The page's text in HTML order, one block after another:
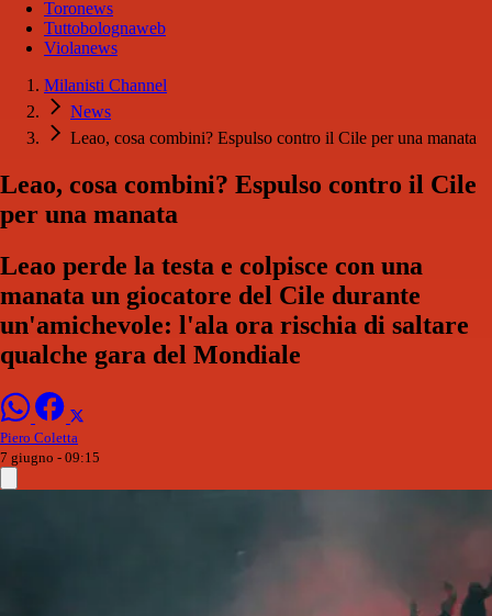
Toronews
Tuttobolognaweb
Violanews
Milanisti Channel
News
Leao, cosa combini? Espulso contro il Cile per una manata
Leao, cosa combini? Espulso contro il Cile
per una manata
Leao perde la testa e colpisce con una
manata un giocatore del Cile durante
un'amichevole: l'ala ora rischia di saltare
qualche gara del Mondiale
Piero Coletta
7 giugno - 09:15